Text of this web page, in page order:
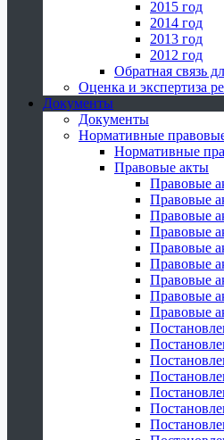
2015 год
2014 год
2013 год
2012 год
Обратная связь
Оценка и экспертиза
Документы
Документы
Нормативные
Нормативные
Правовые акты
Правовые
Правовые
Правовые
Правовые
Правовые
Правовые
Правовые
Правовые
Правовые